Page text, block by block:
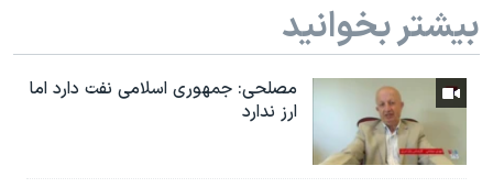
بیشتر بخوانید
مصلحی: جمهوری اسلامی نفت دارد اما
ارز ندارد